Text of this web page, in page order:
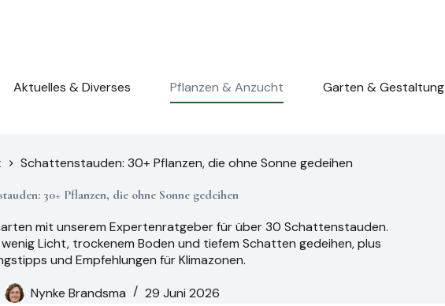
Aktuelles & Diverses Pflanzen & Anzucht Garten & Gestaltung
Schattenstauden: 30+ Pflanzen, die ohne Sonne gedeihen
30+ Pflanzen, die ohne Sonne gedeihen
mit unserem Expertenratgeber für über 30 Schattenstauden.
Licht, trockenem Boden und tiefem Schatten gedeihen, plus
und Empfehlungen für Klimazonen.
Nynke Brandsma
29 Juni 2026